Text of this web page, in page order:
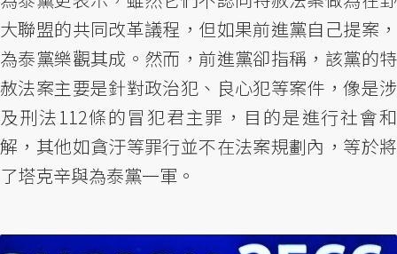
大聯盟的共同改革議程，但如果前進黨自己提案，
為泰黨樂觀其成。然而，前進黨卻指稱，該黨的特
赦法案主要是針對政治犯、良心犯等案件，像是涉
及刑法112條的冒犯君主罪，目的是進行社會和
解，其他如貪汙等罪行並不在法案規劃內，等於將
了塔克辛與為泰黨一軍。